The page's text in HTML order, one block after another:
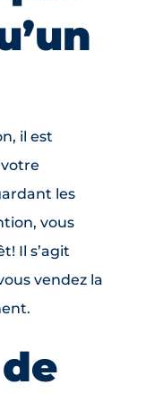
il est
les
vous
Il s’agit
vendez la